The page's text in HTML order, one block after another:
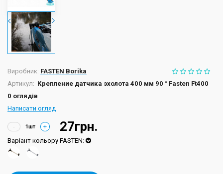
Виробник: FASTEN Borika
Артикул: Крепление датчика эхолота 400 мм 90 ° Fasten Ft400
0 оглядів
Написати огляд
- + 27грн.
Варіант кольору FASTEN: